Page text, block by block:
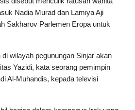
Nadia Murad dan Lamiya Aji
Sakharov Parlemen Eropa untuk
wilayah pegunungan Sinjar akan
Yazidi, kata seorang pemimpin
Al-Muhandis, kepada televisi